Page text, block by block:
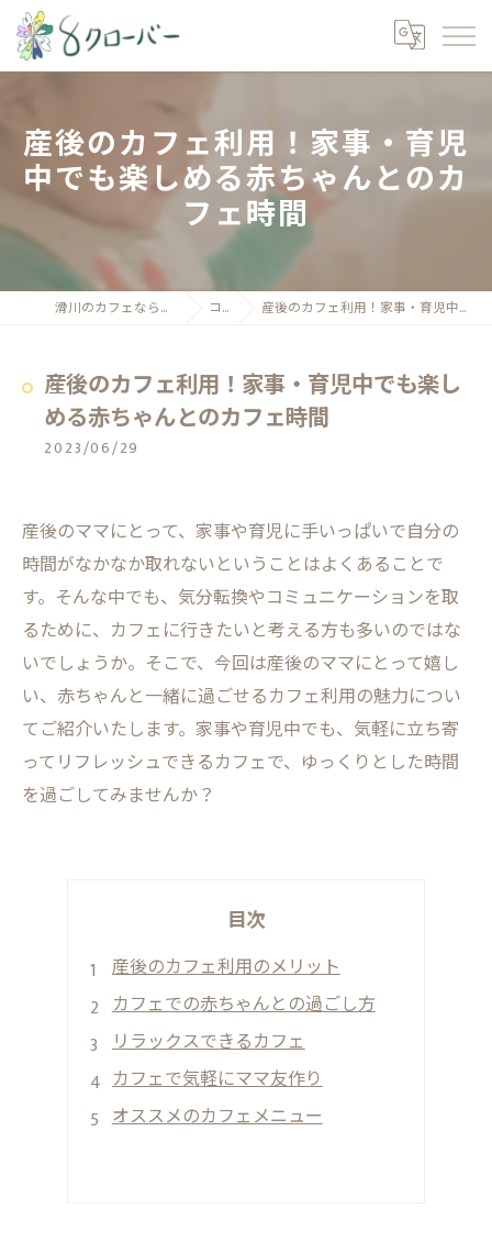
産後のカフェ利用！家事・育児
中でも楽しめる赤ちゃんとのカ
フェ時間
滑川のカフェなら親子カフェ8クローバー コラム 産後のカフェ利用！家事・育児中でも楽しめる赤ちゃんとのカフェ時間
産後のカフェ利用！家事・育児中でも楽し
める赤ちゃんとのカフェ時間
2023/06/29
産後のママにとって、家事や育児に手いっぱいで自分の
時間がなかなか取れないということはよくあることで
す。そんな中でも、気分転換やコミュニケーションを取
るために、カフェに行きたいと考える方も多いのではな
いでしょうか。そこで、今回は産後のママにとって嬉し
い、赤ちゃんと一緒に過ごせるカフェ利用の魅力につい
てご紹介いたします。家事や育児中でも、気軽に立ち寄
ってリフレッシュできるカフェで、ゆっくりとした時間
を過ごしてみませんか？
目次
産後のカフェ利用のメリット
カフェでの赤ちゃんとの過ごし方
リラックスできるカフェ
カフェで気軽にママ友作り
オススメのカフェメニュー